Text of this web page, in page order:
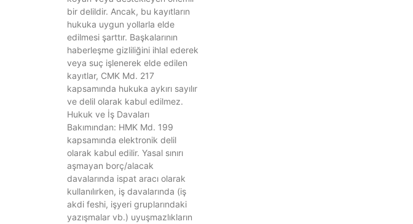
bir delildir. Ancak, bu kayıtların
hukuka uygun yollarla elde
edilmesi şarttır. Başkalarının
haberleşme gizliliğini ihlal ederek
veya suç işlenerek elde edilen
kayıtlar, CMK Md. 217
kapsamında hukuka aykırı sayılır
ve delil olarak kabul edilmez.
Hukuk ve İş Davaları
Bakımından: HMK Md. 199
kapsamında elektronik delil
olarak kabul edilir. Yasal sınırı
aşmayan borç/alacak
davalarında ispat aracı olarak
kullanılırken, iş davalarında (iş
akdi feshi, işyeri gruplarındaki
yazışmalar vb.) uyuşmazlıkların